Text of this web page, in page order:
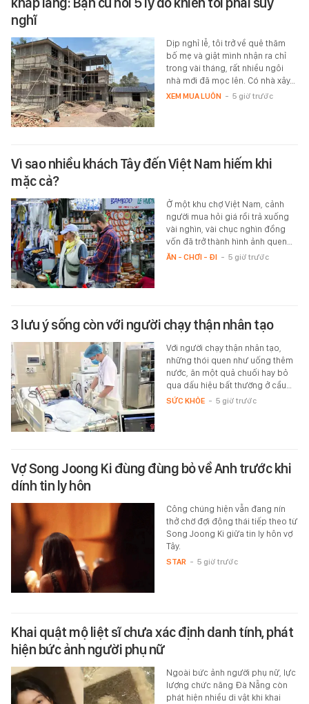
nghĩ
Dịp nghỉ lễ, tôi trở về quê thăm
bố mẹ và giật mình nhận ra chỉ
trong vài tháng, rất nhiều ngôi
nhà mới đã mọc lên. Có nhà xây…
XEM MUA LUÔN - 5 giờ trước
Vì sao nhiều khách Tây đến Việt Nam hiếm khi
mặc cả?
Ở một khu chợ Việt Nam, cảnh
người mua hỏi giá rồi trả xuống
vài nghìn, vài chục nghìn đồng
vốn đã trở thành hình ảnh quen…
ĂN - CHƠI - ĐI - 5 giờ trước
3 lưu ý sống còn với người chạy thận nhân tạo
Với người chạy thận nhân tạo,
những thói quen như uống thêm
nước, ăn một quả chuối hay bỏ
qua dấu hiệu bất thường ở cầu…
SỨC KHỎE - 5 giờ trước
Vợ Song Joong Ki đùng đùng bỏ về Anh trước khi
dính tin ly hôn
Công chúng hiện vẫn đang nín
thở chờ đợi động thái tiếp theo từ
Song Joong Ki giữa tin ly hôn vợ
Tây.
STAR - 5 giờ trước
Khai quật mộ liệt sĩ chưa xác định danh tính, phát
hiện bức ảnh người phụ nữ
Ngoài bức ảnh người phụ nữ, lực
lượng chức năng Đà Nẵng còn
phát hiện nhiều di vật khi khai